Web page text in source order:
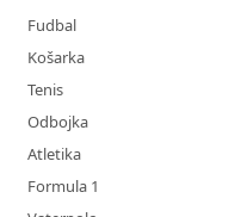
Fudbal
Košarka
Tenis
Odbojka
Atletika
Formula 1